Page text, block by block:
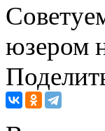
юзером